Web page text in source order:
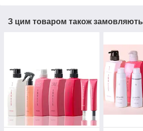
З цим товаром також замовляють